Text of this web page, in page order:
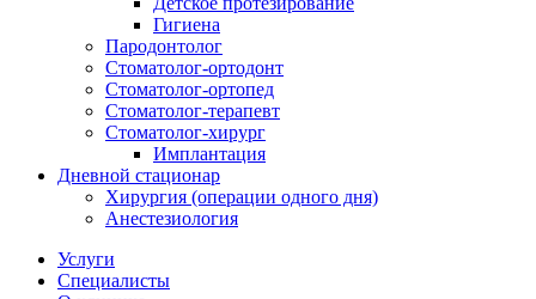
Гигиена
Пародонтолог
Стоматолог-ортодонт
Стоматолог-ортопед
Стоматолог-терапевт
Стоматолог-хирург
Имплантация
Дневной стационар
Хирургия (операции одного дня)
Анестезиология
Услуги
Специалисты